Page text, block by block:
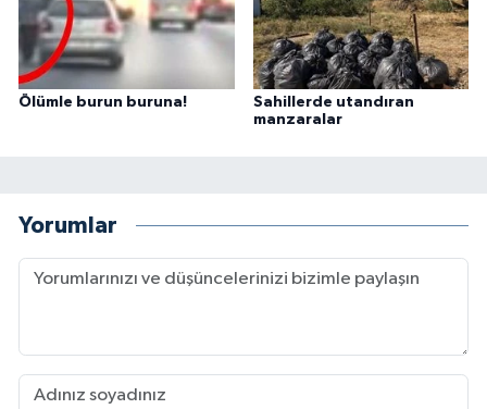
Ölümle burun buruna!
Sahillerde utandıran
manzaralar
Yorumlar